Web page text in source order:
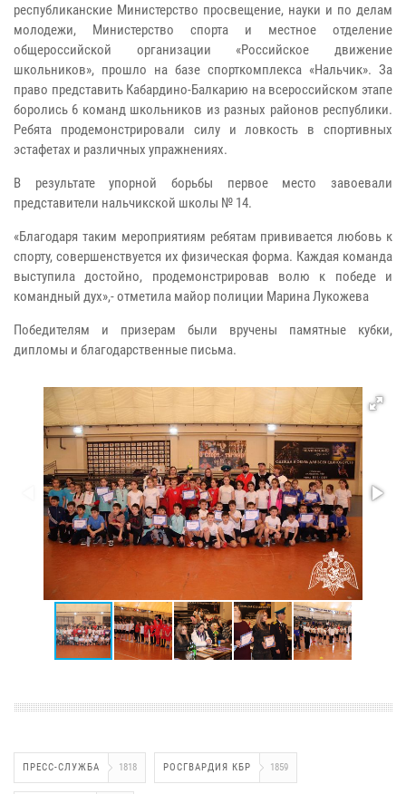
республиканские Министерство просвещение, науки и по делам
молодежи, Министерство спорта и местное отделение
общероссийской организации «Российское движение
школьников», прошло на базе спорткомплекса «Нальчик». За
право представить Кабардино-Балкарию на всероссийском этапе
боролись 6 команд школьников из разных районов республики.
Ребята продемонстрировали силу и ловкость в спортивных
эстафетах и различных упражнениях.
В результате упорной борьбы первое место завоевали
представители нальчикской школы № 14.
«Благодаря таким мероприятиям ребятам прививается любовь к
спорту, совершенствуется их физическая форма. Каждая команда
выступила достойно, продемонстрировав волю к победе и
командный дух»,- отметила майор полиции Марина Лукожева
Победителям и призерам были вручены памятные кубки,
дипломы и благодарственные письма.
ПРЕСС-СЛУЖБА 1818 РОСГВАРДИЯ КБР 1859